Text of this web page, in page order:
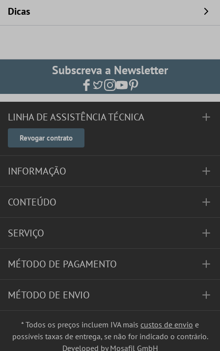
Dicas
Subscreva a Newsletter
LINHA DE ASSISTÊNCIA TÉCNICA
Revogar contrato
INFORMAÇÃO
CONTEÚDO
SERVIÇO
MÉTODO DE PAGAMENTO
MÉTODO DE ENVIO
* Todos os preços incluem IVA mais custos de envio e
possíveis taxas de entrega, se não for indicado o contrário.
Developed by Mosafil GmbH